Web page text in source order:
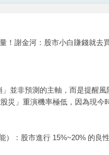
！謝金河：股市小白賺錢就去
並非預測的主軸，而是提醒
災」重演機率極低，因為現
）：股市進行 15%~20% 的